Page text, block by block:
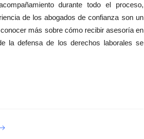
durante todo el proceso,
de los abogados de confianza son un
más sobre cómo recibir asesoría en
la defensa de los derechos laborales se